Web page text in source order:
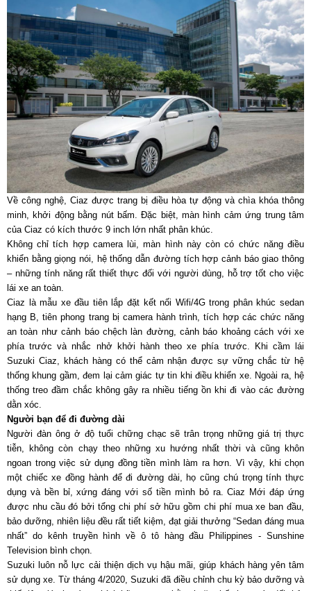
Về công nghệ, Ciaz được trang bị điều hòa tự động và chìa khóa thông
minh, khởi động bằng nút bấm. Đặc biệt, màn hình cảm ứng trung tâm
của Ciaz có kích thước 9 inch lớn nhất phân khúc.
Không chỉ tích hợp camera lùi, màn hình này còn có chức năng điều
khiển bằng giọng nói, hệ thống dẫn đường tích hợp cảnh báo giao thông
– những tính năng rất thiết thực đối với người dùng, hỗ trợ tốt cho việc
lái xe an toàn.
Ciaz là mẫu xe đầu tiên lắp đặt kết nối Wifi/4G trong phân khúc sedan
hạng B, tiên phong trang bị camera hành trình, tích hợp các chức năng
an toàn như cảnh báo chệch làn đường, cảnh báo khoảng cách với xe
phía trước và nhắc nhở khởi hành theo xe phía trước. Khi cầm lái
Suzuki Ciaz, khách hàng có thể cảm nhận được sự vững chắc từ hệ
thống khung gầm, đem lại cảm giác tự tin khi điều khiển xe. Ngoài ra, hệ
thống treo đầm chắc không gây ra nhiều tiếng ồn khi đi vào các đường
dằn xóc.
Người bạn để đi đường dài
Người đàn ông ở độ tuổi chững chạc sẽ trân trọng những giá trị thực
tiễn, không còn chạy theo những xu hướng nhất thời và cũng khôn
ngoan trong việc sử dụng đồng tiền mình làm ra hơn. Vì vậy, khi chọn
một chiếc xe đồng hành để đi đường dài, họ cũng chú trọng tính thực
dụng và bền bỉ, xứng đáng với số tiền mình bỏ ra. Ciaz Mới đáp ứng
được nhu cầu đó bởi tổng chi phí sở hữu gồm chi phí mua xe ban đầu,
bảo dưỡng, nhiên liệu đều rất tiết kiệm, đạt giải thưởng “Sedan đáng mua
nhất” do kênh truyền hình về ô tô hàng đầu Philippines - Sunshine
Television bình chọn.
Suzuki luôn nỗ lực cải thiện dịch vụ hậu mãi, giúp khách hàng yên tâm
sử dụng xe. Từ tháng 4/2020, Suzuki đã điều chỉnh chu kỳ bảo dưỡng và